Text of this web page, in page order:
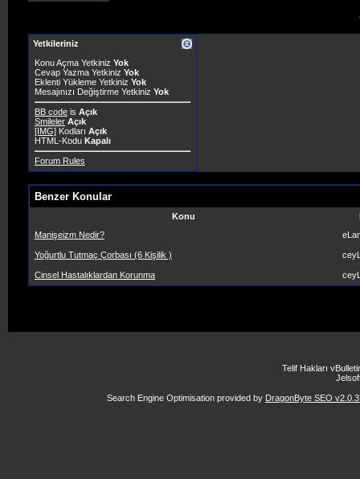
Yetkileriniz
Konu Açma Yetkiniz Yok
Cevap Yazma Yetkiniz Yok
Eklenti Yükleme Yetkiniz Yok
Mesajınızı Değiştirme Yetkiniz Yok
BB code is Açık
Smileler Açık
[IMG] Kodları Açık
HTML-Kodu Kapalı
Forum Rules
Benzer Konular
Konu
Manişeizm Nedir?
Yoğurtlu Tutmaç Çorbası (6 Kişilik )
Cinsel Hastalıklardan Korunma
Telif Hakları
Search Engine Optimisation provided by DragonByte SEO